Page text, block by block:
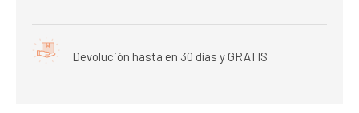
Devolución hasta en 30 días y GRATIS